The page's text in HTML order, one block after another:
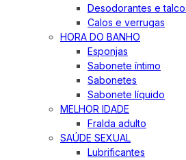
Desodorantes e
Calos e verrugas
HORA DO BANHO
Esponjas
Sabonete íntimo
Sabonetes
Sabonete líquido
MELHOR IDADE
Fralda adulto
SAÚDE SEXUAL
Lubrificantes